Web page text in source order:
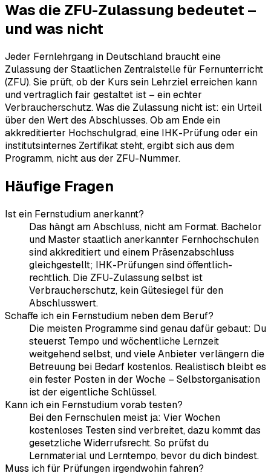
Was die ZFU-Zulassung bedeutet –
und was nicht
Jeder Fernlehrgang in Deutschland braucht eine
Zulassung der Staatlichen Zentralstelle für Fernunterricht
(ZFU). Sie prüft, ob der Kurs sein Lehrziel erreichen kann
und vertraglich fair gestaltet ist – ein echter
Verbraucherschutz. Was die Zulassung nicht ist: ein Urteil
über den Wert des Abschlusses. Ob am Ende ein
akkreditierter Hochschulgrad, eine IHK-Prüfung oder ein
institutsinternes Zertifikat steht, ergibt sich aus dem
Programm, nicht aus der ZFU-Nummer.
Häufige Fragen
Ist ein Fernstudium anerkannt?
Das hängt am Abschluss, nicht am Format. Bachelor
und Master staatlich anerkannter Fernhochschulen
sind akkreditiert und einem Präsenzabschluss
gleichgestellt; IHK-Prüfungen sind öffentlich-
rechtlich. Die ZFU-Zulassung selbst ist
Verbraucherschutz, kein Gütesiegel für den
Abschlusswert.
Schaffe ich ein Fernstudium neben dem Beruf?
Die meisten Programme sind genau dafür gebaut: Du
steuerst Tempo und wöchentliche Lernzeit
weitgehend selbst, und viele Anbieter verlängern die
Betreuung bei Bedarf kostenlos. Realistisch bleibt es
ein fester Posten in der Woche – Selbstorganisation
ist der eigentliche Schlüssel.
Kann ich ein Fernstudium vorab testen?
Bei den Fernschulen meist ja: Vier Wochen
kostenloses Testen sind verbreitet, dazu kommt das
gesetzliche Widerrufsrecht. So prüfst du
Lernmaterial und Lerntempo, bevor du dich bindest.
Muss ich für Prüfungen irgendwohin fahren?